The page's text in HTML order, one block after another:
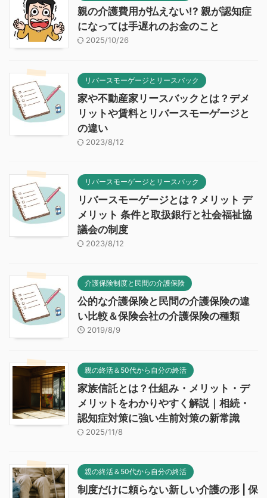
親の介護費用が払えない!? 親が認知症
になっては手遅れのお金のこと
2025/10/26
リバースモーゲージとリースバック
家や不動産家リースバックとは？デメ
リットや賃料とリバースモーゲージと
の違い
2023/8/12
リバースモーゲージとリースバック
リバースモーゲージとは？メリット デ
メリット 条件と取扱銀行と社会福祉協
議会の制度
2023/8/12
介護保険制度と民間の介護保険
公的な介護保険と民間の介護保険の違
い比較＆保険会社の介護保険の種類
2019/8/9
親の終活＆50代から自分の終活
家族信託とは？仕組み・メリット・デ
メリットをわかりやすく解説｜相続・
認知症対策に強い生前対策の新常識
2025/11/8
親の終活＆50代から自分の終活
制度だけに頼らない新しい介護の形 | 保